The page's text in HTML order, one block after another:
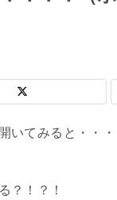
いてみると・・・
？！？！